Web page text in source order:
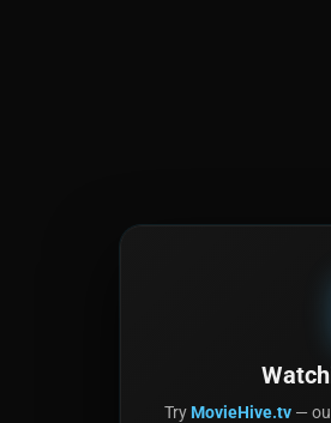
TryMovieHive.tv —